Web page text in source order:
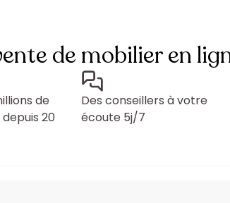
de mobilier en
de
20
Des conseillers à votre
écoute 5j/7